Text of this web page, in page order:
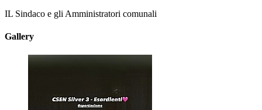
IL Sindaco e gli Amministratori comunali
Gallery